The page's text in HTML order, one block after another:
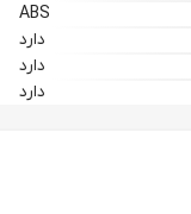
ABS
دارد
دارد
دارد